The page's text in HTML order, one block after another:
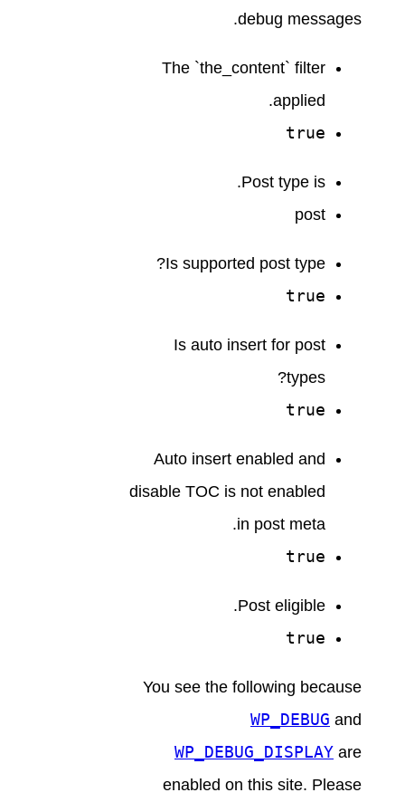
debug messages.
The `the_content` filter
applied.
true
Post type is.
post
Is supported post type?
true
Is auto insert for post
types?
true
Auto insert enabled and
disable TOC is not enabled
in post meta.
true
Post eligible.
true
You see the following because
WP_DEBUG and
WP_DEBUG_DISPLAY are
enabled on this site. Please